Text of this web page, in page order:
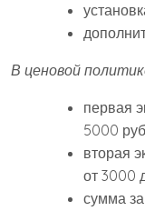
В ценовой
первая
5000
вторая
от 3000
сумма